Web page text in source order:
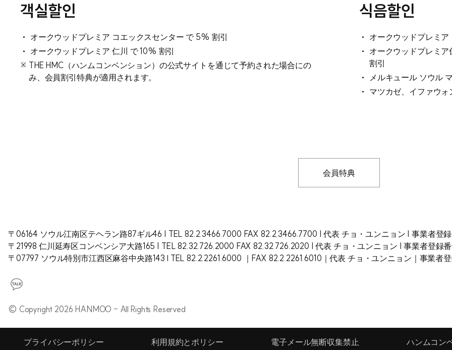
객실할인
オークウッドプレミア コエックスセンター で 5% 割引
オークウッドプレミア 仁川 で 10% 割引
※ THE HMC（ハンムコンベンション）の公式サイトを通じて予約された場合にの
み、会員割引特典が適用されます。
식음할인
オークウッドプレミ
オークウッドプレミ
割引
メルキュール ソウル
マツカゼ、イファウォ
会員特典
〒06164 ソウル江南区テヘラン路87ギル46 | TEL 82.2.3466.7000 FAX 82.2.3466.7700 | 代表 チョ・ユンニョン | 事業者登
〒21998 仁川延寿区コンベンシア大路165 | TEL 82.32.726.2000 FAX 82.32.726.2020 | 代表 チョ・ユンニョン | 事業者登録
〒07797 ソウル特別市江西区麻谷中央路143 l TEL 82.2.2261.6000 ｜FAX 82.2.2261.6010｜代表 チョ・ユンニョン｜事業者
© Copyright 2026 HANMOO - All Rights Reserved
プライバシーポリシー 利用規約とポリシー 電子メール無断収集禁止 ハンムコン